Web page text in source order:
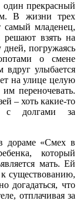
прекрасный
В жизни трех
самый младенец,
решают взять на
дней, погружаясь
о смене
улыбается
на улице целую
переночевать.
– хоть какие-то
с долгами за
дораме «Смех в
который
мать. Ей
существованию,
догадаться, что
отплачивая за